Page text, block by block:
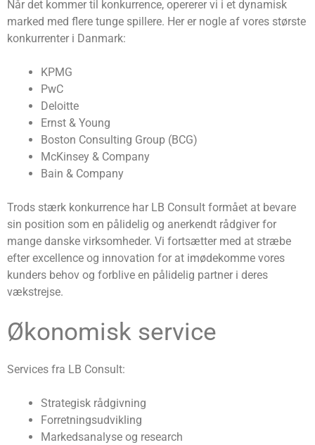
Når det kommer til konkurrence, opererer vi i et dynamisk
marked med flere tunge spillere. Her er nogle af vores største
konkurrenter i Danmark:
KPMG
PwC
Deloitte
Ernst & Young
Boston Consulting Group (BCG)
McKinsey & Company
Bain & Company
Trods stærk konkurrence har LB Consult formået at bevare
sin position som en pålidelig og anerkendt rådgiver for
mange danske virksomheder. Vi fortsætter med at stræbe
efter excellence og innovation for at imødekomme vores
kunders behov og forblive en pålidelig partner i deres
vækstrejse.
Økonomisk service
Services fra LB Consult:
Strategisk rådgivning
Forretningsudvikling
Markedsanalyse og research